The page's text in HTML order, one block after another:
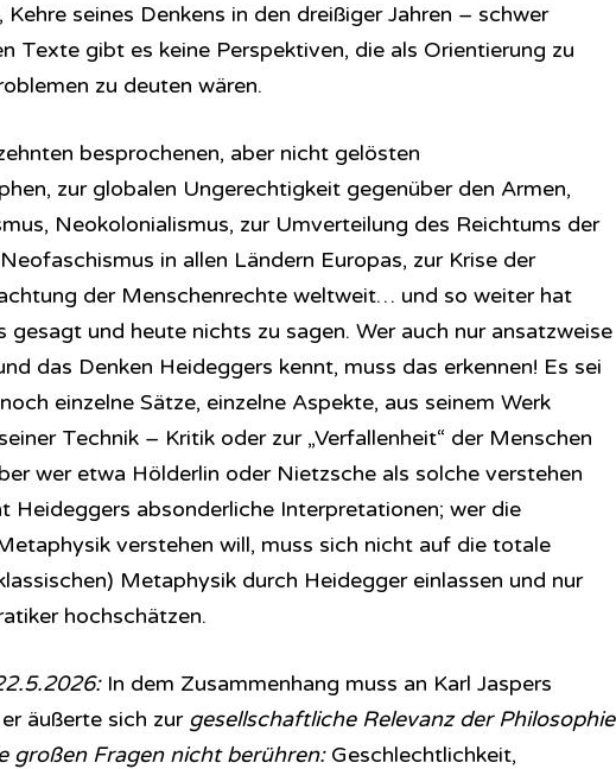
Kehre seines Denkens in den dreißiger Jahren – schwer
Texte gibt es keine Perspektiven, die als Orientierung zu
zu deuten wären.
besprochenen, aber nicht gelösten
zur globalen Ungerechtigkeit gegenüber den Armen,
Neokolonialismus, zur Umverteilung des Reichtums der
in allen Ländern Europas, zur Krise der
der Menschenrechte weltweit… und so weiter hat
gesagt und heute nichts zu sagen. Wer auch nur ansatzweise
das Denken Heideggers kennt, muss das erkennen! Es sei
einzelne Sätze, einzelne Aspekte, aus seinem Werk
Technik – Kritik oder zur „Verfallenheit“ der Menschen
wer etwa Hölderlin oder Nietzsche als solche verstehen
Heideggers absonderliche Interpretationen; wer die
verstehen will, muss sich nicht auf die totale
Metaphysik durch Heidegger einlassen und nur
hochschätzen.
In dem Zusammenhang muss an Karl Jaspers
äußerte sich zur gesellschaftliche Relevanz der Philosophie
großen Fragen nicht berühren:Geschlechtlichkeit,